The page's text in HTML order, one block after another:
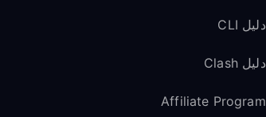
دليل CLI
دليل Clash
Affiliate Program